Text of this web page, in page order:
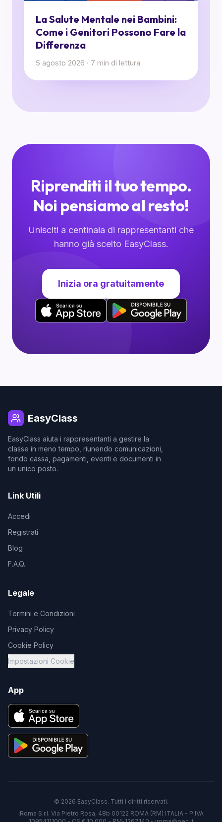
La Salute Mentale nei Bambini:
Come i Genitori Possono Fare la
Differenza
5 agosto 2026 · 7 min di lettura
Riprenditi il tuo tempo.
Noi pensiamo al resto!
Unisciti a centinaia di rappresentanti che
hanno già scelto EasyClass.
Inizia ora gratuitamente
EasyClass
EasyClass aiuta i rappresentanti a gestire la
classe in meno tempo, riunendo comunicazioni,
fondo cassa, pagamenti, eventi e documenti in
un unico posto.
Link Utili
Accedi
Registrati
Blog
F.A.Q.
Legale
Termini e Condizioni
Privacy Policy
Cookie Policy
Impostazioni Cookie
App
© 2026 EasyClass. Tutti i diritti riservati.
iRoma S.r.l. Via Pietro Rosa, 48b 00122 ROMA (RM) ITALIA - P.IVA